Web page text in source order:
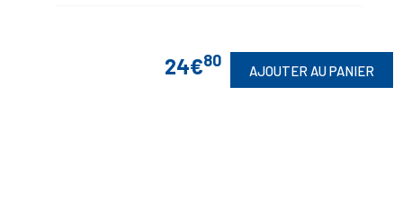
24€80
AJOUTER AU PANIER
Suivez-Nous